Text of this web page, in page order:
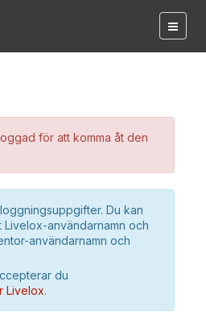
för att komma åt den
Du kan
användarnamn och
användarnamn och
du
Livelox.